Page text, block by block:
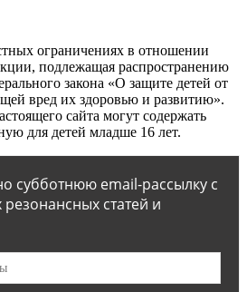
ограничениях в отношении
подлежащая распространению
закона «О защите детей от
вред их здоровью и развитию».
сайта могут содержать
для детей младше 16 лет.
субботнюю email-рассылку с
статей и